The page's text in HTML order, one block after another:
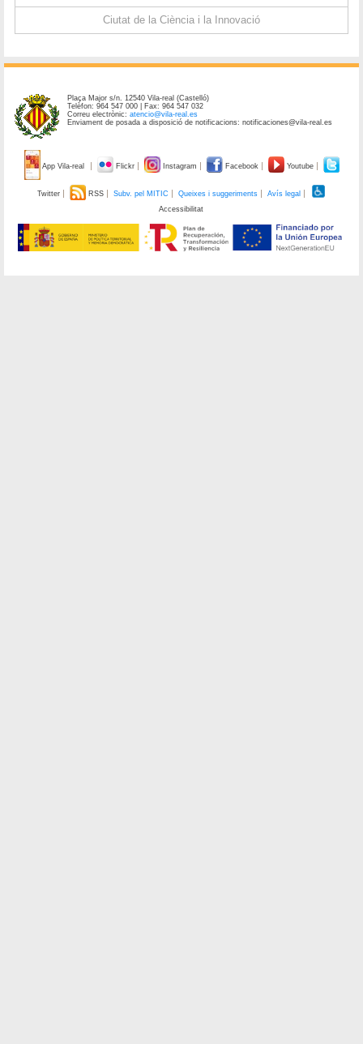
Ciutat de la Ciència i la Innovació
Plaça Major s/n. 12540 Vila-real (Castelló)
Telèfon: 964 547 000 | Fax: 964 547 032
Correu electrònic:atencio@vila-real.es
Enviament de posada a disposició de notificacions: notificaciones@vila-real.es
App Vila-real Flickr Instagram Facebook Youtube
Twitter RSS Subv. pel MITIC Queixes i suggeriments
Avís legal
Accessibilitat